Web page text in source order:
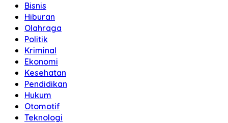
Informasi
Terkini
untuk
Anda"
Bisnis
Hiburan
Olahraga
Politik
Kriminal
Ekonomi
Kesehatan
Pendidikan
Hukum
Otomotif
Teknologi